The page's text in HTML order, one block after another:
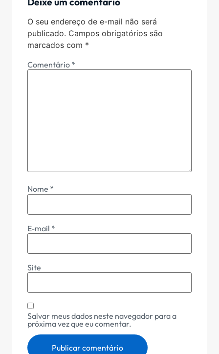
O seu endereço de e-mail não será
publicado. Campos obrigatórios são
marcados com *
Comentário *
Nome *
E-mail *
Site
Salvar meus dados neste navegador para a
próxima vez que eu comentar.